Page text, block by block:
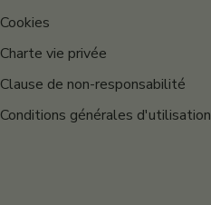
Cookies
Charte vie privée
Clause de non-responsabilité
Conditions générales d'utilisation